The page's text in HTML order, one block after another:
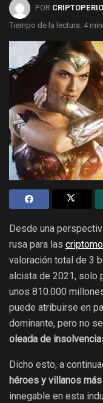
POR
Tiempo de la lectura: 4
Desde una
rusa para las
valoración total de 3
alcista de 2021, solo
unos 810.000
puede atribuirse en
dominante, pero no
oleada de
Dicho esto, a
héroes y villanos
innegable en esta